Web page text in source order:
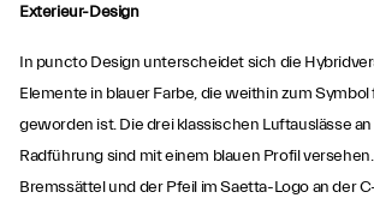
Exterieur-Design
In puncto Design unterscheidet sich die
Elemente in blauer Farbe, die weithin zum
geworden ist. Die drei klassischen Luftauslässe
Radführung sind mit einem blauen Profil
Bremssättel und der Pfeil im Saetta-Logo an der